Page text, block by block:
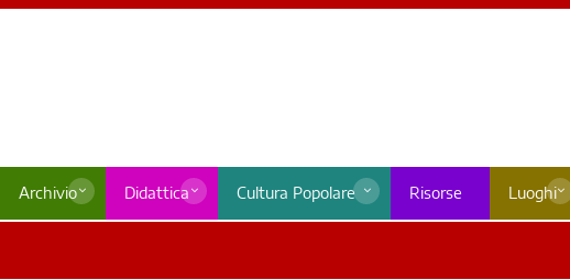
Archivio Didattica Cultura Popolare Risorse Luoghi